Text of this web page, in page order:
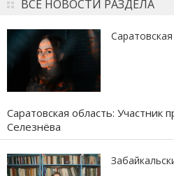
ВСЕ НОВОСТИ РАЗДЕЛА
Саратовская область:
Селезнёва